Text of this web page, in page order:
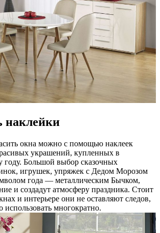
наклейки
окна можно с помощью наклеек
украшений, купленных в
году. Большой выбор сказочных
игрушек, упряжек с Дедом Морозом
года — металлическим Бычком,
и создадут атмосферу праздника. Стоит
и интерьере они не оставляют следов,
многократно.